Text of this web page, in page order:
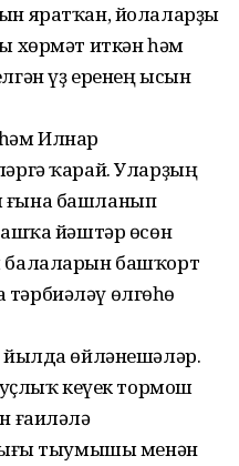
яратҡан, йолаларҙы
хөрмәт иткән һәм
үҙ еренең ысын
Илнар
ҡарай. Уларҙың
башланып
йәштәр өсөн
балаларын башҡорт
өлгөһө
йылда өйләнешәләр.
кеүек тормош
ғаиләлә
тыумышы менән